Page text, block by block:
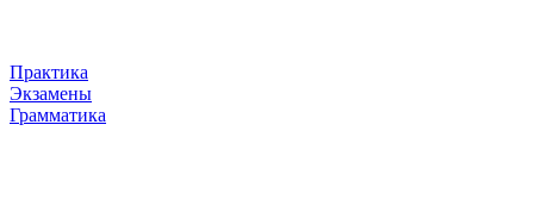
Практика
Экзамены
Грамматика